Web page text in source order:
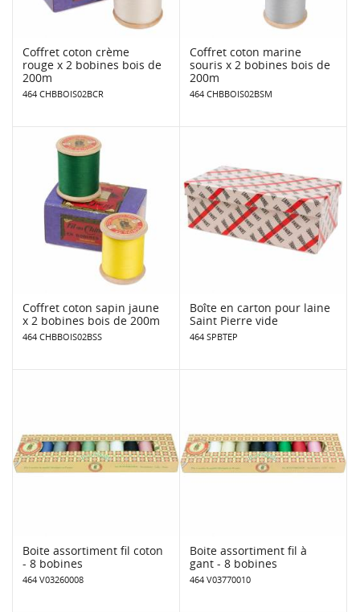
Coffret coton crème
rouge x 2 bobines bois de
200m
464 CHBBOIS02BCR
Coffret coton marine
souris x 2 bobines bois de
200m
464 CHBBOIS02BSM
Coffret coton sapin jaune
x 2 bobines bois de 200m
464 CHBBOIS02BSS
Boîte en carton pour laine
Saint Pierre vide
464 SPBTEP
Boite assortiment fil coton
- 8 bobines
464 V03260008
Boite assortiment fil à
gant - 8 bobines
464 V03770010